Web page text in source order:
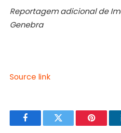
Reportagem adicional de
Genebra
Source link
FacebookTwitter Pinterest